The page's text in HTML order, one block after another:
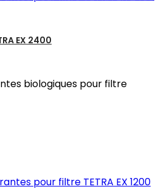
EX 2400
biologiques pour filtre